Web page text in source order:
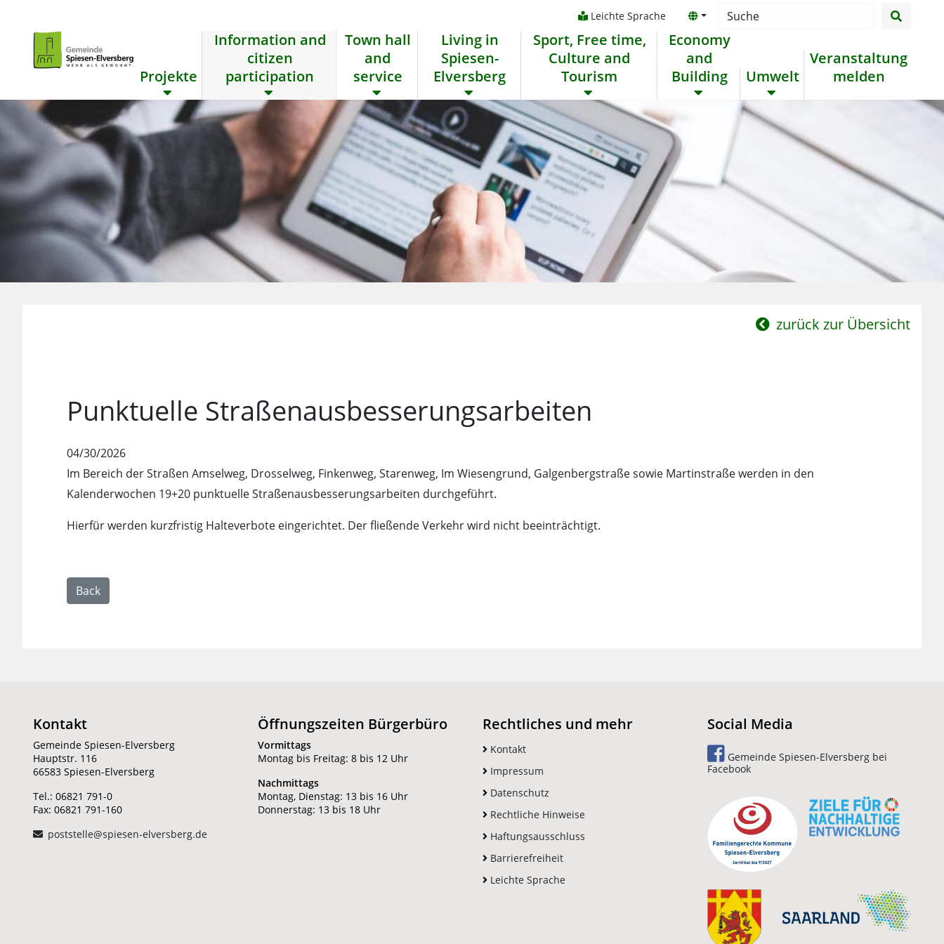
zum Inhalt
Leichte Sprache Searchbox
Projekte
Information and
citizen
participation
Town hall
and
service
Living in
Spiesen-
Elversberg
Sport, Free time,
Culture and
Tourism
Economy
and
Building
Umwelt
Veranstaltung
melden
zurück zur Übersicht
Punktuelle Straßenausbesserungsarbeiten
04/30/2026
Im Bereich der Straßen Amselweg, Drosselweg, Finkenweg, Starenweg, Im Wiesengrund, Galgenbergstraße sowie Martinstraße werden in den
Kalenderwochen 19+20 punktuelle Straßenausbesserungsarbeiten durchgeführt.
Hierfür werden kurzfristig Halteverbote eingerichtet. Der fließende Verkehr wird nicht beeinträchtigt.
Back
Kontakt
Gemeinde Spiesen-Elversberg
Hauptstr. 116
66583 Spiesen-Elversberg
Tel.: 06821 791-0
Fax: 06821 791-160
poststelle@spiesen-elversberg.de
Öffnungszeiten Bürgerbüro
Vormittags
Montag bis Freitag: 8 bis 12 Uhr
Nachmittags
Montag, Dienstag: 13 bis 16 Uhr
Donnerstag: 13 bis 18 Uhr
Rechtliches und mehr
Kontakt
Impressum
Datenschutz
Rechtliche Hinweise
Haftungsausschluss
Barrierefreiheit
Leichte Sprache
Social Media
Gemeinde Spiesen-Elversberg bei
Facebook